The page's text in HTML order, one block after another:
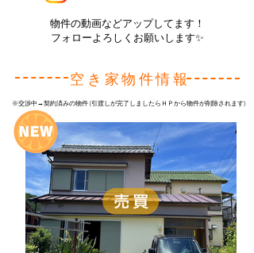
物件の動画などアップしてます！
​フォローよろしくお願いします✨
​空き家物件情報
※交渉中→契約済みの物件 (引渡しが完了しましたらＨＰから物件が削除されます)